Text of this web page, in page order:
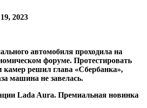
2023
автомобиля проходила на
форуме. Протестировать
камер решил глава «Сбербанка»,
машина не завелась.